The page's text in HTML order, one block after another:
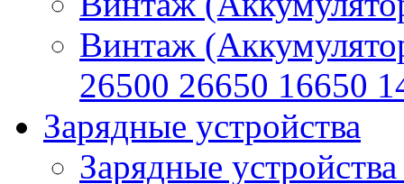
Винтаж
26500 26650 16650
Зарядные устройства
Зарядные